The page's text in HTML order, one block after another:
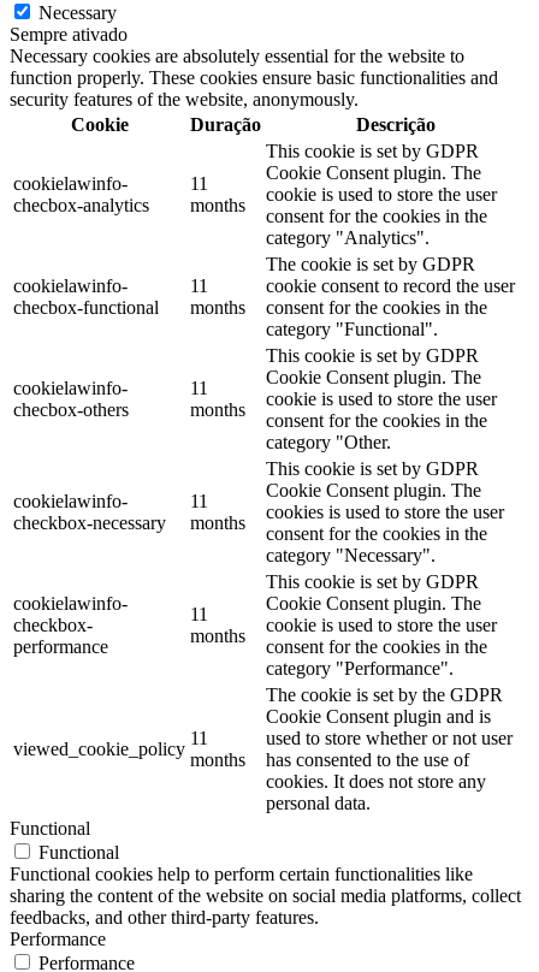
Necessary
Sempre ativado
Necessary cookies are absolutely essential for the website to
function properly. These cookies ensure basic functionalities and
security features of the website, anonymously.
Cookie
Duração Descrição
cookielawinfo-
checbox-analytics
11
months
This cookie is set by GDPR
Cookie Consent plugin. The
cookie is used to store the user
consent for the cookies in the
category "Analytics".
cookielawinfo-
checbox-functional
11
months
The cookie is set by GDPR
cookie consent to record the user
consent for the cookies in the
category "Functional".
cookielawinfo-
checbox-others
11
months
This cookie is set by GDPR
Cookie Consent plugin. The
cookie is used to store the user
consent for the cookies in the
category "Other.
cookielawinfo-
checkbox-necessary
11
months
This cookie is set by GDPR
Cookie Consent plugin. The
cookies is used to store the user
consent for the cookies in the
category "Necessary".
cookielawinfo-
checkbox-
performance
11
months
This cookie is set by GDPR
Cookie Consent plugin. The
cookie is used to store the user
consent for the cookies in the
category "Performance".
viewed_cookie_policy
11
months
The cookie is set by the GDPR
Cookie Consent plugin and is
used to store whether or not user
has consented to the use of
cookies. It does not store any
personal data.
Functional
Functional
Functional cookies help to perform certain functionalities like
sharing the content of the website on social media platforms, collect
feedbacks, and other third-party features.
Performance
Performance